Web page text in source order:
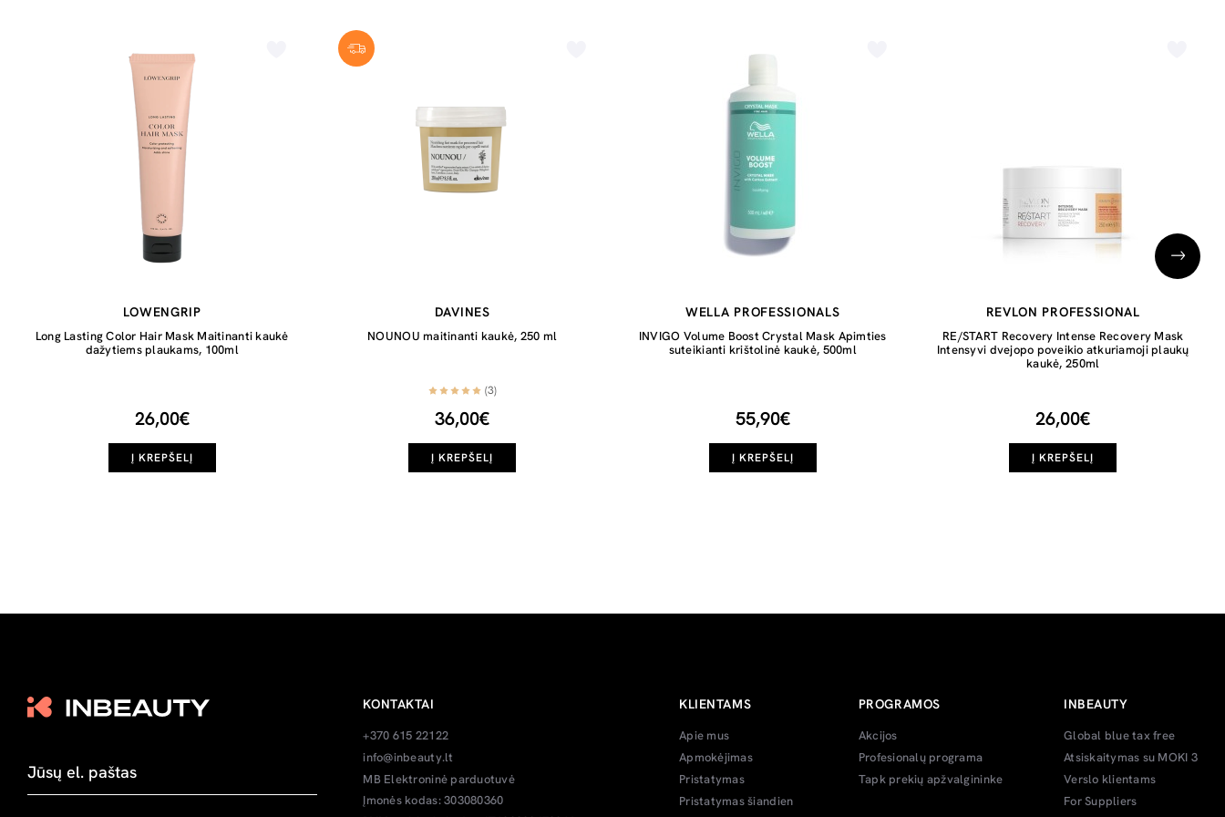
LOWENGRIP
Long Lasting Color Hair Mask Maitinanti kaukė
dažytiems plaukams, 100ml
26,00€
Į KREPŠELĮ
DAVINES
NOUNOU maitinanti kaukė, 250 ml
(3)
36,00€
Į KREPŠELĮ
WELLA PROFESSIONALS
INVIGO Volume Boost Crystal Mask Apimties
suteikianti krištolinė kaukė, 500ml
55,90€
Į KREPŠELĮ
REVLON PROFESSIONAL
RE/START Recovery Intense Recovery Mask
Intensyvi dvejopo poveikio atkuriamoji plaukų
kaukė, 250ml
26,00€
Į KREPŠELĮ
KONTAKTAI
+370 615 22122
info@inbeauty.lt
MB Elektroninė parduotuvė
Įmonės kodas: 303080360
KLIENTAMS
Apie mus
Apmokėjimas
Pristatymas
Pristatymas šiandien
PROGRAMOS
Akcijos
Profesionalų programa
Tapk prekių apžvalgininke
INBEAUTY
Global blue tax free
Atsiskaitymas su MOKI 3
Verslo klientams
For Suppliers